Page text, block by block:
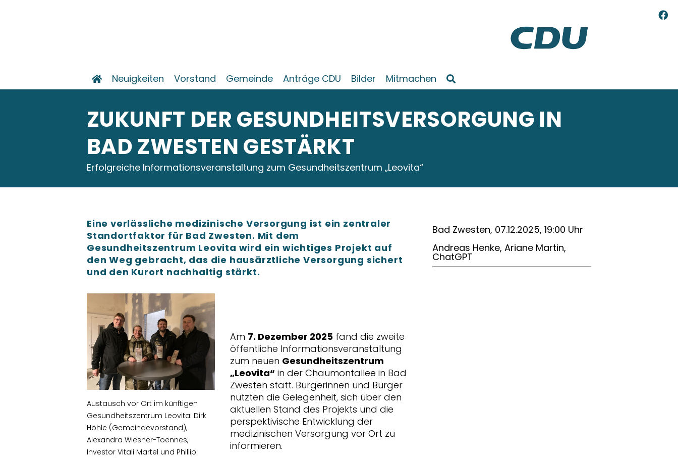
Neuigkeiten Vorstand Gemeinde Anträge CDU Bilder Mitmachen
ZUKUNFT DER GESUNDHEITSVERSORGUNG IN
BAD ZWESTEN GESTÄRKT
Erfolgreiche Informationsveranstaltung zum Gesundheitszentrum „Leovita“
Eine verlässliche medizinische Versorgung ist ein zentraler
Standortfaktor für Bad Zwesten. Mit dem
Gesundheitszentrum Leovita wird ein wichtiges Projekt auf
den Weg gebracht, das die hausärztliche Versorgung sichert
und den Kurort nachhaltig stärkt.
Austausch vor Ort im künftigen
Gesundheitszentrum Leovita: Dirk
Höhle (Gemeindevorstand),
Alexandra Wiesner-Toennes,
Investor Vitali Martel und Phillip
Am 7. Dezember 2025 fand die zweite
öffentliche Informationsveranstaltung
zum neuen Gesundheitszentrum
Leovita“ in der Chaumontallee in Bad
Zwesten statt. Bürgerinnen und Bürger
nutzten die Gelegenheit, sich über den
aktuellen Stand des Projekts und die
perspektivische Entwicklung der
medizinischen Versorgung vor Ort zu
informieren.
Bad Zwesten, 07.12.2025, 19:00 Uhr
Andreas Henke, Ariane Martin,
ChatGPT